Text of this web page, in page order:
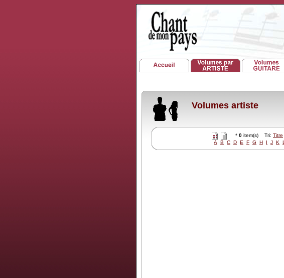
Volumes artiste
* 0 item(s) Tri: Titre
A
B C D E F G H I J K L